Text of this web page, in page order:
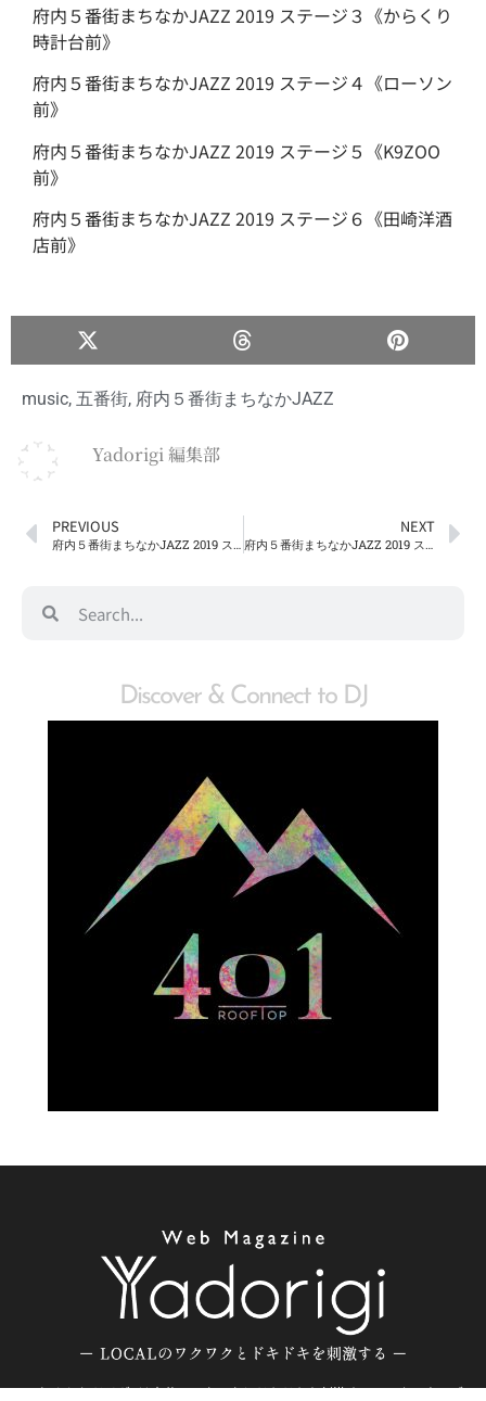
府内５番街まちなかJAZZ 2019 ステージ３《からくり
時計台前》
府内５番街まちなかJAZZ 2019 ステージ４《ローソン
前》
府内５番街まちなかJAZZ 2019 ステージ５《K9ZOO
前》
府内５番街まちなかJAZZ 2019 ステージ６《田崎洋酒
店前》
music, 五番街, 府内５番街まちなかJAZZ
Yadorigi 編集部
PREVIOUS
府内５番街まちなかJAZZ 2019 ステージ３《からくり時計台前》
NEXT
府内５番街まちなかJAZZ 2019 ステージ１《赤レンガ館前》
Discover & Connect to DJ
Yadorigi -ヤドリギ- は大分のワクワクとドキドキを刺激するローカルウェブ